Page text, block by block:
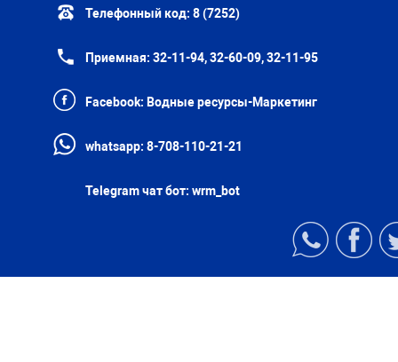
Телефонный код: 8 (7252)
Приемная: 32-11-94, 32-60-09, 32-11-95
Facebook: Водные ресурсы-Маркетинг
whatsapp: 8-708-110-21-21
Telegram чат бот: wrm_bot